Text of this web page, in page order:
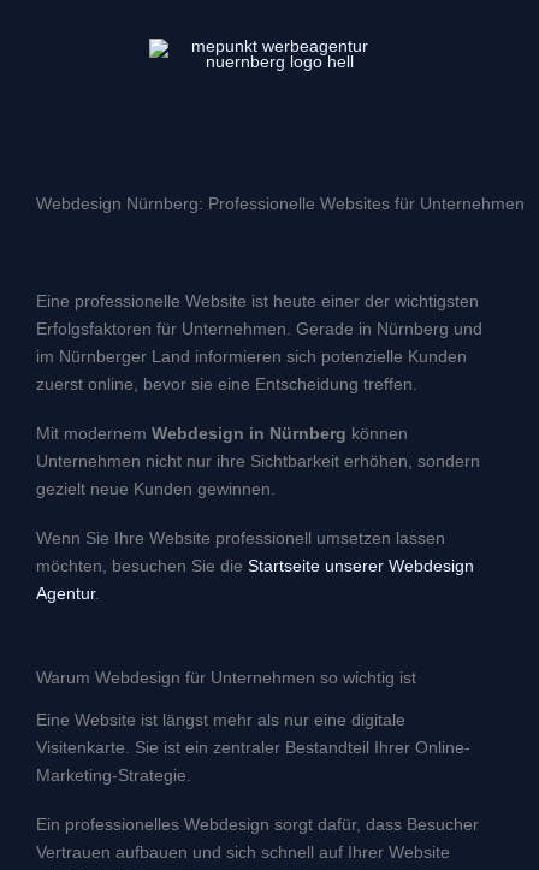
Webdesign Nürnberg: Professionelle Websites für Unternehmen
Eine professionelle Website ist heute einer der wichtigsten
Erfolgsfaktoren für Unternehmen. Gerade in Nürnberg und
im Nürnberger Land informieren sich potenzielle Kunden
zuerst online, bevor sie eine Entscheidung treffen.
Mit modernem Webdesign in Nürnberg können
Unternehmen nicht nur ihre Sichtbarkeit erhöhen, sondern
gezielt neue Kunden gewinnen.
Wenn Sie Ihre Website professionell umsetzen lassen
möchten, besuchen Sie die Startseite unserer Webdesign
Agentur.
Warum Webdesign für Unternehmen so wichtig ist
Eine Website ist längst mehr als nur eine digitale
Visitenkarte. Sie ist ein zentraler Bestandteil Ihrer Online-
Marketing-Strategie.
Ein professionelles Webdesign sorgt dafür, dass Besucher
Vertrauen aufbauen und sich schnell auf Ihrer Website